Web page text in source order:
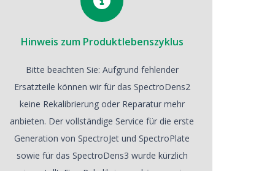
Hinweis zum Produktlebenszyklus
Bitte beachten Sie: Aufgrund fehlender
Ersatzteile können wir für das SpectroDens2
keine Rekalibrierung oder Reparatur mehr
anbieten. Der vollständige Service für die erste
Generation von SpectroJet und SpectroPlate
sowie für das SpectroDens3 wurde kürzlich